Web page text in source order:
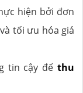
hiện bởi đơn
tối ưu hóa giá
tin cậy đểthu